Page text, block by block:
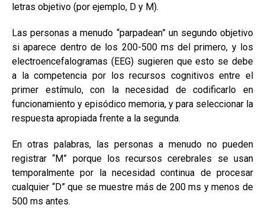
letras objetivo (por ejemplo, D y M).
Las personas a menudo “parpadean” un segundo objetivo
si aparece dentro de los 200-500 ms del primero, y los
electroencefalogramas (EEG) sugieren que esto se debe
a la competencia por los recursos cognitivos entre el
primer estímulo, con la necesidad de codificarlo en
funcionamiento y episódico memoria, y para seleccionar la
respuesta apropiada frente a la segunda.
En otras palabras, las personas a menudo no pueden
registrar “M” porque los recursos cerebrales se usan
temporalmente por la necesidad continua de procesar
cualquier “D” que se muestre más de 200 ms y menos de
500 ms antes.